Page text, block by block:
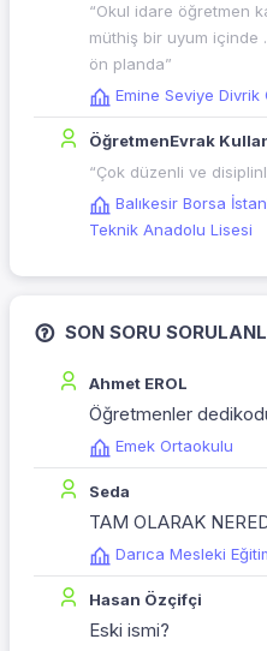
“Okul idare öğretmen
müthiş bir uyum içinde
ön planda”
Emine Seviye Divrik
ÖğretmenEvrak
“Çok düzenli ve
Balıkesir Borsa
Teknik Anadolu Lisesi
SON SORU
Ahmet EROL
Öğretmenler
Emek Ortaokulu
Seda
TAM OLARAK
Darıca Mesleki
Hasan Özçifçi
Eski ismi?